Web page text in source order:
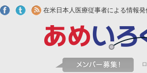
Skip to main content
在米日本人医療従事者による情報発